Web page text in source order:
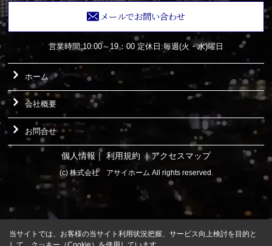
メールでお問い合わせ
営業時間:10:00～19：00 定休日:毎週(火・水)曜日
ホーム
会社概要
お問合せ
個人情報 ｜ 利用規約 ｜アクセスマップ
(c) 株式会社 アサイホーム All rights reserved.
当サイトでは、お客様の当サイト利用状況把握、サービス向上検討を目的と